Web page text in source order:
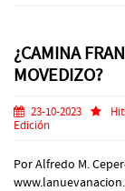
¿CAMINA
MOVEDIZO?
23-10-2023
Edición
Por Alfredo M.